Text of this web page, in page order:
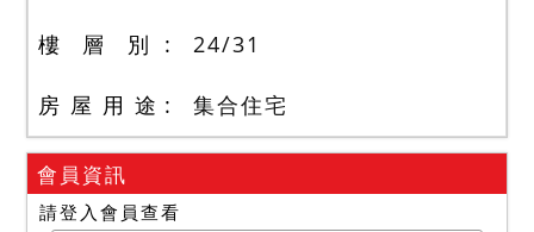
樓 層 別 24/31
房 屋 用 途 集合住宅
會員資訊
請登入會員查看